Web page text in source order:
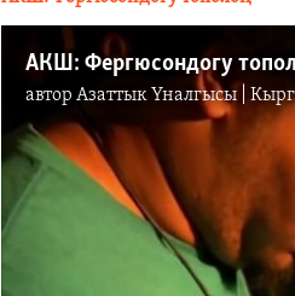
АКШ: Фергюсондогу
авторАзаттык Үналгысы |
No